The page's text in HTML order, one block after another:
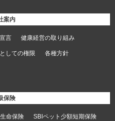
案内
言 健康経営の取り組み
しての権限
各種方針
保険
命保険 SBIペット少額短期保険